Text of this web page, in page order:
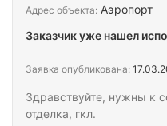
Здравствуйте, нужны к
отделка, гкл.
Адрес объекта: Аэропорт
Заказчик уже нашел
Заявка опубликована: